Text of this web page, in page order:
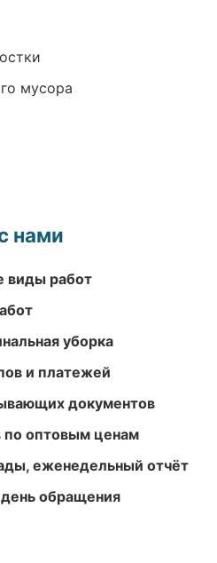
мусора
нами
виды работ
уборка
и платежей
документов
по оптовым ценам
еженедельный отчёт
обращения